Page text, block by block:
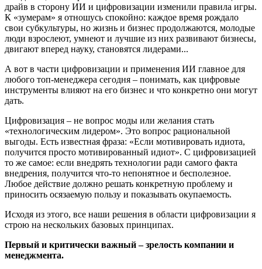
драйв в сторону ИИ и цифровизации изменили правила игры.
К «зумерам» я отношусь спокойно: каждое время рождало
свои субкультуры, но жизнь и бизнес продолжаются, молодые
люди взрослеют, умнеют и лучшие из них развивают бизнесы,
двигают вперед науку, становятся лидерами...
А вот в части цифровизации и применения ИИ главное для
любого топ-менеджера сегодня – понимать, как цифровые
инструменты влияют на его бизнес и что конкретно они могут
дать.
Цифровизация – не вопрос моды или желания стать
«технологическим лидером». Это вопрос рациональной
выгоды. Есть известная фраза: «Если мотивировать идиота,
получится просто мотивированный идиот». С цифровизацией
то же самое: если внедрять технологии ради самого факта
внедрения, получится что-то непонятное и бесполезное.
Любое действие должно решать конкретную проблему и
приносить осязаемую пользу и показывать окупаемость.
Исходя из этого, все наши решения в области цифровизации я
строю на нескольких базовых принципах.
Первый и критически важный – зрелость компании и
менеджмента.